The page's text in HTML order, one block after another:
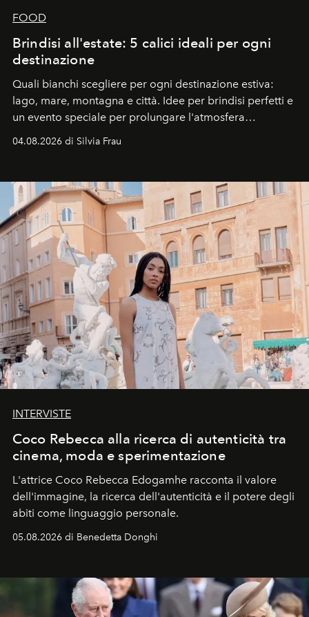
FOOD
Brindisi all'estate: 5 calici ideali per ogni
destinazione
Quali bianchi scegliere per ogni destinazione estiva:
lago, mare, montagna e città. Idee per brindisi perfetti e
un evento speciale per prolungare l'atmosfera
04.08.2026 di Silvia Frau
INTERVISTE
Coco Rebecca alla ricerca di autenticità tra
cinema, moda e sperimentazione
L'attrice Coco Rebecca Edogamhe racconta il valore
dell'immagine, la ricerca dell'autenticità e il potere degli
abiti come linguaggio personale.
05.08.2026 di Benedetta Donghi